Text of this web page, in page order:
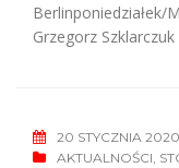
Berlinponiedziałek/
Grzegorz
20 STYCZNIA 2020
AKTUALNOŚCI,